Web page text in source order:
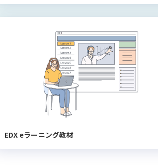
EDX eラーニング教材